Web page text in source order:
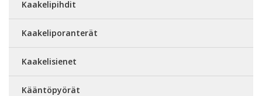
Kaakelipihdit
Kaakeliporanterät
Kaakelisienet
Kääntöpyörät